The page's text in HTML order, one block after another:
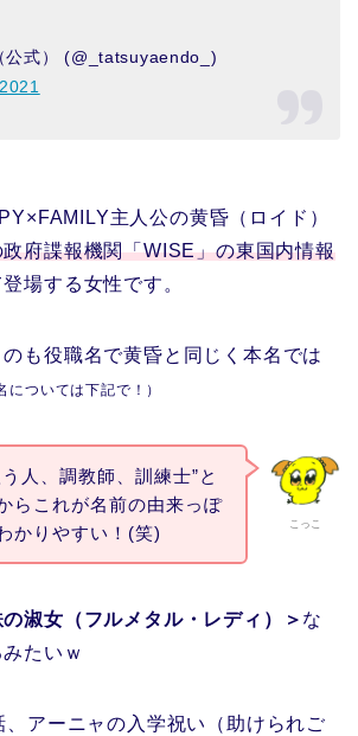
式） (@_tatsuyaendo_)
主人公の黄昏（ロイド）
府諜報機関「WISE」の東国内情報
場する女性です。
も役職名で黄昏と同じく本名では
については下記で！）
こっこ
人、調教師、訓練士”と
らこれが名前の由来っぽ
かりやすい！(笑)
の淑女（フルメタル・レディ）＞ な
たいｗ
アーニャの入学祝い（助けられご